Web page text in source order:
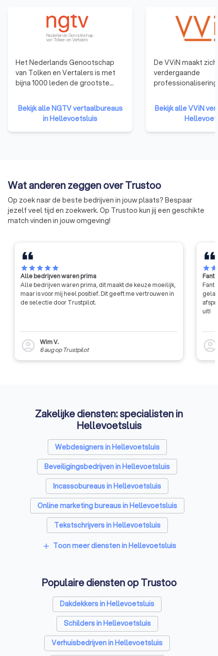
Het Nederlands Genootschap
van Tolken en Vertalers is met
bijna 1000 leden de grootste
vertalers in Nederland. Met
specialisten in vrijwel alle talen
en vakgebieden, waaronder
beëdigd vertalers en beëdigd
Bekijk alle NGTV vertaalbureaus
in Hellevoetsluis
De VViN maakt
verdergaande
professionalisering
vertaalsector. Het
dat klanten er op
vertrouwen dat ze
krijgen die voldoen
Bekijk alle VViN
Wat anderen zeggen over Trustoo
Op zoek naar de beste bedrijven in jouw plaats? Bespaar
jezelf veel tijd en zoekwerk. Op Trustoo kun jij een geschikte
match vinden in jouw omgeving!
starstarstarstarstar
Alle bedrijven waren prima
Alle bedrijven waren prima, dit maakt de keuze moeilijk,
maar is voor mij heel positief. Dit geeft me vertrouwen in
de selectie door Trustpilot.
account_circle
Wim V.
6 augop Trustpilot
starstar
uit!
account_circle
Zakelijke diensten: specialisten in
Hellevoetsluis
Webdesigners in Hellevoetsluis
Beveiligingsbedrijven in Hellevoetsluis
Incassobureaus in Hellevoetsluis
Online marketing bureaus in Hellevoetsluis
Tekstschrijvers in Hellevoetsluis
SEO-specialisten in Hellevoetsluis
Reclamebureaus in Hellevoetsluis
Accountants in Hellevoetsluis
add Toon meer diensten in Hellevoetsluis
Populaire diensten op Trustoo
Dakdekkers in Hellevoetsluis
Schilders in Hellevoetsluis
Verhuisbedrijven in Hellevoetsluis